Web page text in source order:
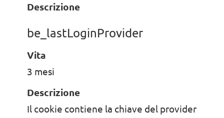
Descrizione
be_lastLoginProvider
Vita
3 mesi
Descrizione
Il cookie contiene la chiave del provider